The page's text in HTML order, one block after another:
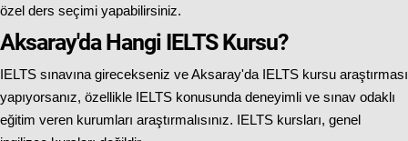
özel ders seçimi yapabilirsiniz.
Aksaray'da Hangi IELTS Kursu?
IELTS sınavına girecekseniz ve Aksaray'da IELTS kursu araştırması
yapıyorsanız, özellikle IELTS konusunda deneyimli ve sınav odaklı
eğitim veren kurumları araştırmalısınız. IELTS kursları, genel